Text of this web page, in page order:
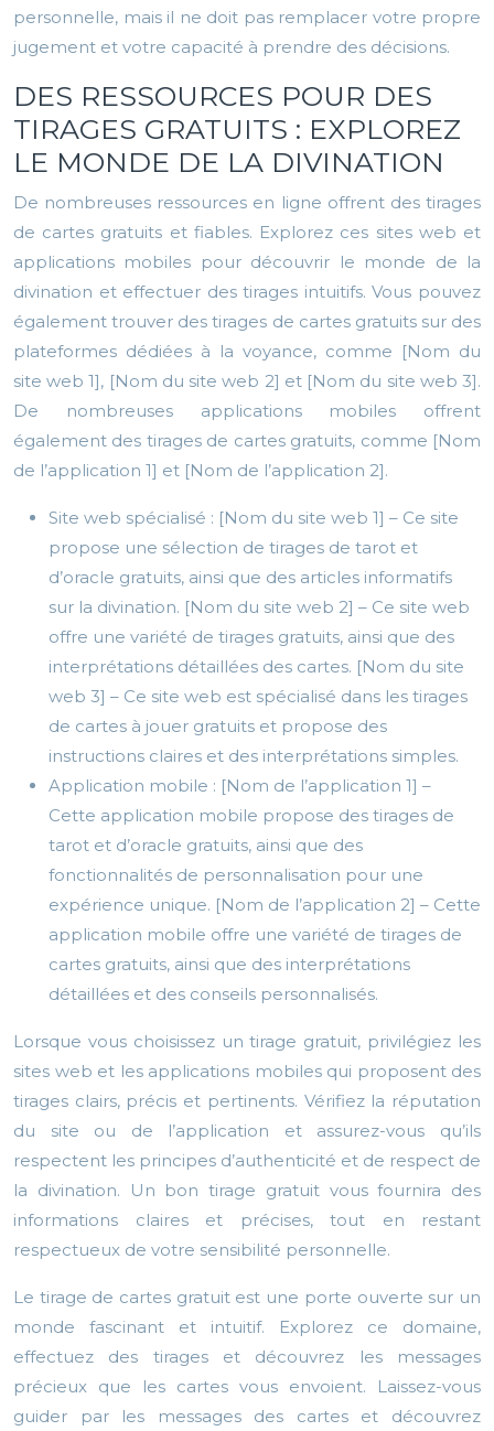
personnelle, mais il ne doit pas remplacer votre propre
jugement et votre capacité à prendre des décisions.
DES RESSOURCES POUR DES
TIRAGES GRATUITS : EXPLOREZ
LE MONDE DE LA DIVINATION
De nombreuses ressources en ligne offrent des tirages
de cartes gratuits et fiables. Explorez ces sites web et
applications mobiles pour découvrir le monde de la
divination et effectuer des tirages intuitifs. Vous pouvez
également trouver des tirages de cartes gratuits sur des
plateformes dédiées à la voyance, comme [Nom du
site web 1], [Nom du site web 2] et [Nom du site web 3].
De nombreuses applications mobiles offrent
également des tirages de cartes gratuits, comme [Nom
de l’application 1] et [Nom de l’application 2].
Site web spécialisé : [Nom du site web 1] – Ce site
propose une sélection de tirages de tarot et
d’oracle gratuits, ainsi que des articles informatifs
sur la divination. [Nom du site web 2] – Ce site web
offre une variété de tirages gratuits, ainsi que des
interprétations détaillées des cartes. [Nom du site
web 3] – Ce site web est spécialisé dans les tirages
de cartes à jouer gratuits et propose des
instructions claires et des interprétations simples.
Application mobile : [Nom de l’application 1] –
Cette application mobile propose des tirages de
tarot et d’oracle gratuits, ainsi que des
fonctionnalités de personnalisation pour une
expérience unique. [Nom de l’application 2] – Cette
application mobile offre une variété de tirages de
cartes gratuits, ainsi que des interprétations
détaillées et des conseils personnalisés.
Lorsque vous choisissez un tirage gratuit, privilégiez les
sites web et les applications mobiles qui proposent des
tirages clairs, précis et pertinents. Vérifiez la réputation
du site ou de l’application et assurez-vous qu’ils
respectent les principes d’authenticité et de respect de
la divination. Un bon tirage gratuit vous fournira des
informations claires et précises, tout en restant
respectueux de votre sensibilité personnelle.
Le tirage de cartes gratuit est une porte ouverte sur un
monde fascinant et intuitif. Explorez ce domaine,
effectuez des tirages et découvrez les messages
précieux que les cartes vous envoient. Laissez-vous
guider par les messages des cartes et découvrez